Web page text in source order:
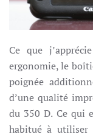
Ce que
ergonomie, le
poignée
d’une qualité
du 350 D. Ce qui
habitué à utiliser